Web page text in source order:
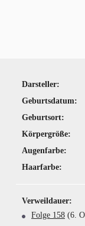
Darsteller:
Geburtsdatum:
Geburtsort:
Körpergröße:
Augenfarbe:
Haarfarbe:
Verweildauer:
Folge 158 (6.